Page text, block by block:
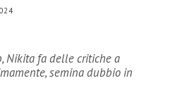
Nikita fa delle critiche a
semina dubbio in